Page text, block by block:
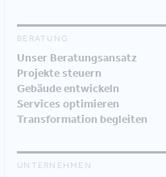
BERATUNG
Unser Beratungsansatz
Projekte steuern
Gebäude entwickeln
Services optimieren
Transformation begleiten
UNTERNEHMEN